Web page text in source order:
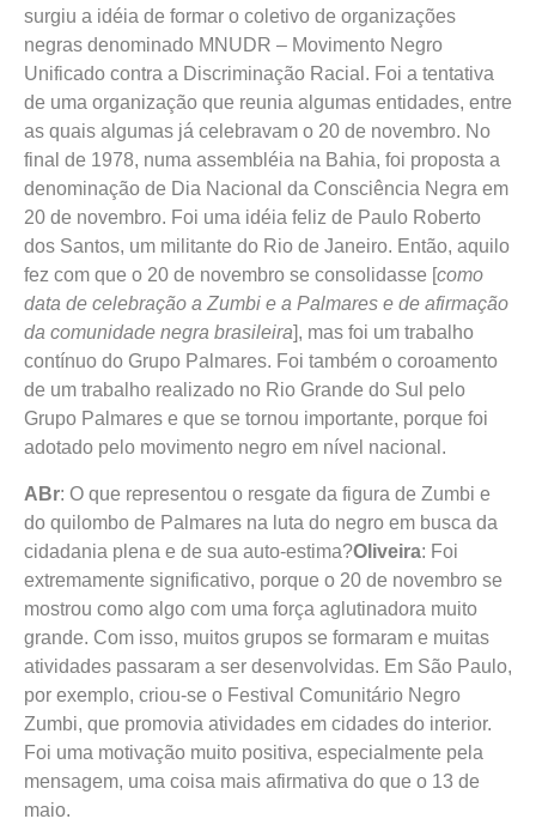
surgiu a idéia de formar o coletivo de organizações
negras denominado MNUDR – Movimento Negro
Unificado contra a Discriminação Racial. Foi a tentativa
de uma organização que reunia algumas entidades, entre
as quais algumas já celebravam o 20 de novembro. No
final de 1978, numa assembléia na Bahia, foi proposta a
denominação de Dia Nacional da Consciência Negra em
20 de novembro. Foi uma idéia feliz de Paulo Roberto
dos Santos, um militante do Rio de Janeiro. Então, aquilo
fez com que o 20 de novembro se consolidasse [como
data de celebração a Zumbi e a Palmares e de afirmação
da comunidade negra brasileira], mas foi um trabalho
contínuo do Grupo Palmares. Foi também o coroamento
de um trabalho realizado no Rio Grande do Sul pelo
Grupo Palmares e que se tornou importante, porque foi
adotado pelo movimento negro em nível nacional.
ABr: O que representou o resgate da figura de Zumbi e
do quilombo de Palmares na luta do negro em busca da
cidadania plena e de sua auto-estima?Oliveira: Foi
extremamente significativo, porque o 20 de novembro se
mostrou como algo com uma força aglutinadora muito
grande. Com isso, muitos grupos se formaram e muitas
atividades passaram a ser desenvolvidas. Em São Paulo,
por exemplo, criou-se o Festival Comunitário Negro
Zumbi, que promovia atividades em cidades do interior.
Foi uma motivação muito positiva, especialmente pela
mensagem, uma coisa mais afirmativa do que o 13 de
maio.